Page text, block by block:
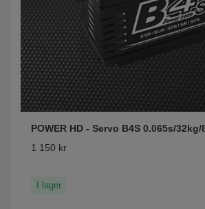
POWER HD - Servo B4S 0.065s/32kg/
1 150 kr
I lager